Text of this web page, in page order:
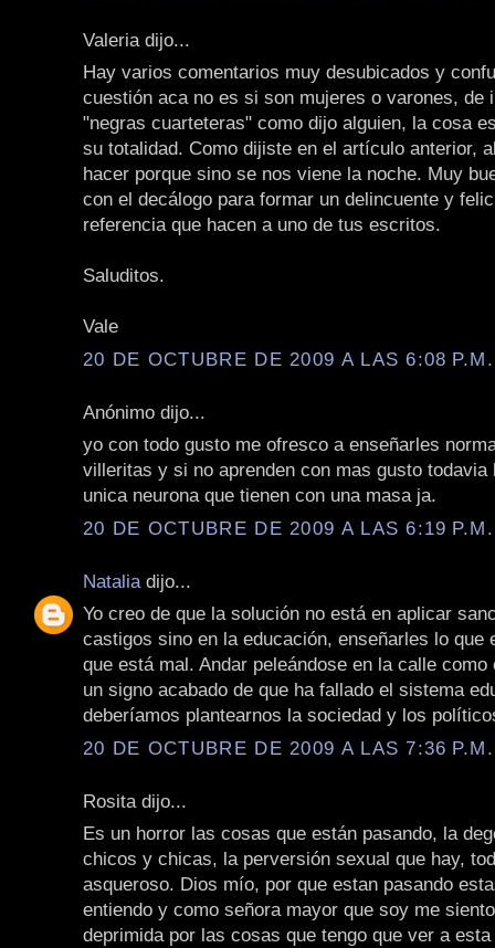
Valeria dijo...
Hay varios comentarios muy desubicados y
cuestión aca no es si son mujeres o varones, de
"negras cuarteteras" como dijo alguien, la cosa
su totalidad. Como dijiste en el artículo anterior,
hacer porque sino se nos viene la noche. Muy
con el decálogo para formar un delincuente y
referencia que hacen a uno de tus escritos.
Saluditos.
Vale
20 DE OCTUBRE DE 2009 A LAS 6:08 P.M.
Anónimo dijo...
yo con todo gusto me ofresco a enseñarles
villeritas y si no aprenden con mas gusto todavia
unica neurona que tienen con una masa ja.
20 DE OCTUBRE DE 2009 A LAS 6:19 P.M.
Natalia dijo...
Yo creo de que la solución no está en aplicar
castigos sino en la educación, enseñarles lo que
que está mal. Andar peleándose en la calle
un signo acabado de que ha fallado el sistema
deberíamos plantearnos la sociedad y los
20 DE OCTUBRE DE 2009 A LAS 7:36 P.M.
Rosita dijo...
Es un horror las cosas que están pasando, la
chicos y chicas, la perversión sexual que hay,
asqueroso. Dios mío, por que estan pasando
entiendo y como señora mayor que soy me
deprimida por las cosas que tengo que ver a